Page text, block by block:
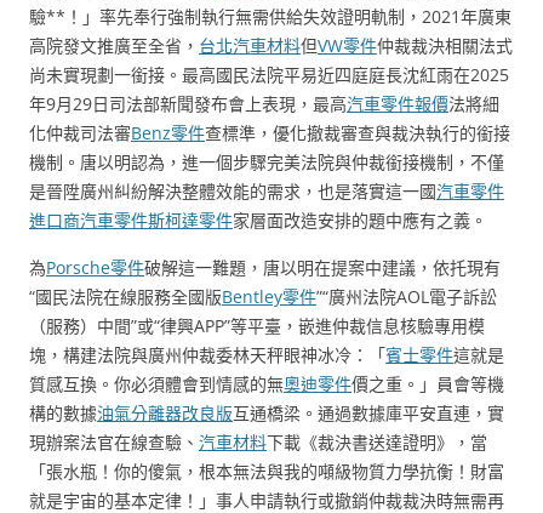
驗**！」率先奉行強制執行無需供給失效證明軌制，2021年廣東
高院發文推廣至全省， 台北汽車材料但VW零件仲裁裁決相關法式
尚未實現劃一銜接。最高國民法院平易近四庭庭長沈紅雨在2025
年9月29日司法部新聞發布會上表現，最高汽車零件報價法將細
化仲裁司法審Benz零件查標準，優化撤裁審查與裁決執行的銜接
機制。唐以明認為，進一個步驟完美法院與仲裁銜接機制，不僅
是晉陞廣州糾紛解決整體效能的需求，也是落實這一國汽車零件
進口商汽車零件斯柯達零件家層面改造安排的題中應有之義。
為Porsche零件破解這一難題，唐以明在提案中建議，依托現有
“國民法院在線服務全國版Bentley零件”“廣州法院AOL電子訴訟
（服務）中間”或“律興APP”等平臺，嵌進仲裁信息核驗專用模
塊，構建法院與廣州仲裁委林天秤眼神冰冷：「賓士零件這就是
質感互換。你必須體會到情感的無奧迪零件價之重。」員會等機
構的數據油氣分離器改良版互通橋梁。通過數據庫平安直連，實
現辦案法官在線查驗、 汽車材料下載《裁決書送達證明》，當
「張水瓶！你的傻氣，根本無法與我的噸級物質力學抗衡！財富
就是宇宙的基本定律！」事人申請執行或撤銷仲裁裁決時無需再